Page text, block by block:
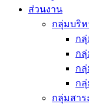
ส่วนงาน
กลุ่มบริห
กลุ่
ก
ก
กลุ่
กลุ่มสาร